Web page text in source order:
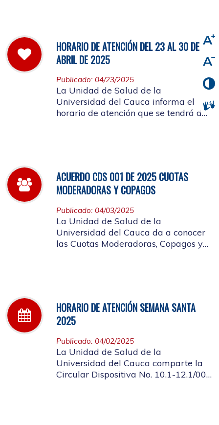
HORARIO DE ATENCIÓN DEL 23 AL 30 DE
ABRIL DE 2025
Publicado: 04/23/2025
La Unidad de Salud de la
Universidad del Cauca informa el
horario de atención que se tendrá del
ACUERDO CDS 001 DE 2025 CUOTAS
MODERADORAS Y COPAGOS
Publicado: 04/03/2025
La Unidad de Salud de la
Universidad del Cauca da a conocer
las Cuotas Moderadoras, Copagos y
HORARIO DE ATENCIÓN SEMANA SANTA
2025
Publicado: 04/02/2025
La Unidad de Salud de la
Universidad del Cauca comparte la
Circular Dispositiva No. 10.1-12.1/002